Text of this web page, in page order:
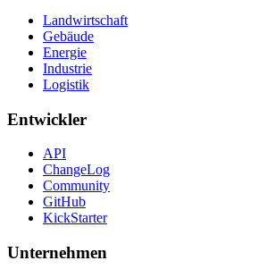
Landwirtschaft
Gebäude
Energie
Industrie
Logistik
Entwickler
API
ChangeLog
Community
GitHub
KickStarter
Unternehmen